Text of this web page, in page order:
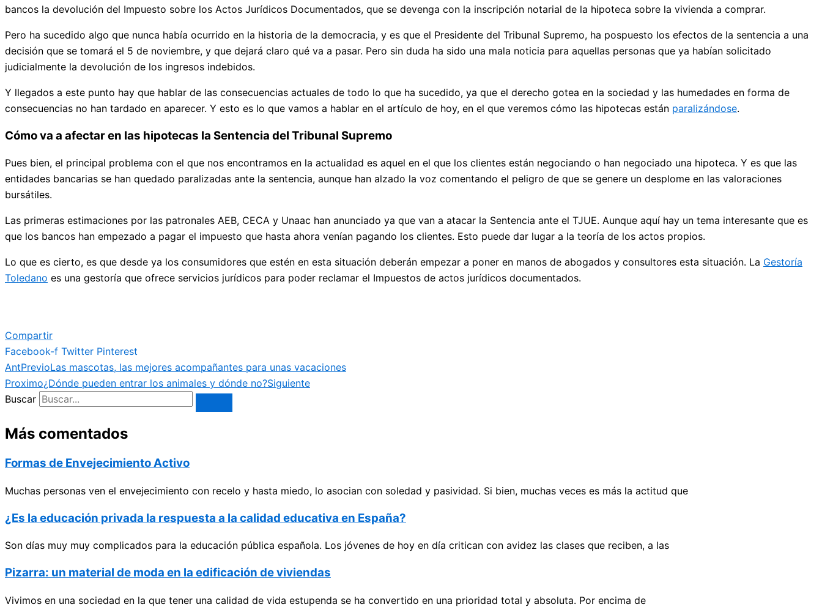
bancos la devolución del Impuesto sobre los Actos Jurídicos Documentados, que se devenga con la inscripción notarial de la hipoteca sobre la vivienda a comprar.
Pero ha sucedido algo que nunca había ocurrido en la historia de la democracia, y es que el Presidente del Tribunal Supremo, ha pospuesto los efectos de la sentencia a una
decisión que se tomará el 5 de noviembre, y que dejará claro qué va a pasar. Pero sin duda ha sido una mala noticia para aquellas personas que ya habían solicitado
judicialmente la devolución de los ingresos indebidos.
Y llegados a este punto hay que hablar de las consecuencias actuales de todo lo que ha sucedido, ya que el derecho gotea en la sociedad y las humedades en forma de
consecuencias no han tardado en aparecer. Y esto es lo que vamos a hablar en el artículo de hoy, en el que veremos cómo las hipotecas están paralizándose.
Cómo va a afectar en las hipotecas la Sentencia del Tribunal Supremo
Pues bien, el principal problema con el que nos encontramos en la actualidad es aquel en el que los clientes están negociando o han negociado una hipoteca. Y es que las
entidades bancarias se han quedado paralizadas ante la sentencia, aunque han alzado la voz comentando el peligro de que se genere un desplome en las valoraciones
bursátiles.
Las primeras estimaciones por las patronales AEB, CECA y Unaac han anunciado ya que van a atacar la Sentencia ante el TJUE. Aunque aquí hay un tema interesante que es
que los bancos han empezado a pagar el impuesto que hasta ahora venían pagando los clientes. Esto puede dar lugar a la teoría de los actos propios.
Lo que es cierto, es que desde ya los consumidores que estén en esta situación deberán empezar a poner en manos de abogados y consultores esta situación. La Gestoría
Toledano es una gestoría que ofrece servicios jurídicos para poder reclamar el Impuestos de actos jurídicos documentados.
Compartir
Facebook-f Twitter Pinterest
AntPrevioLas mascotas, las mejores acompañantes para unas vacaciones
Proximo¿Dónde pueden entrar los animales y dónde no?Siguiente
Buscar
Más comentados
Formas de Envejecimiento Activo
Muchas personas ven el envejecimiento con recelo y hasta miedo, lo asocian con soledad y pasividad. Si bien, muchas veces es más la actitud que
¿Es la educación privada la respuesta a la calidad educativa en España?
Son días muy muy complicados para la educación pública española. Los jóvenes de hoy en día critican con avidez las clases que reciben, a las
Pizarra: un material de moda en la edificación de viviendas
Vivimos en una sociedad en la que tener una calidad de vida estupenda se ha convertido en una prioridad total y absoluta. Por encima de